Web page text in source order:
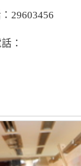
29603456
：